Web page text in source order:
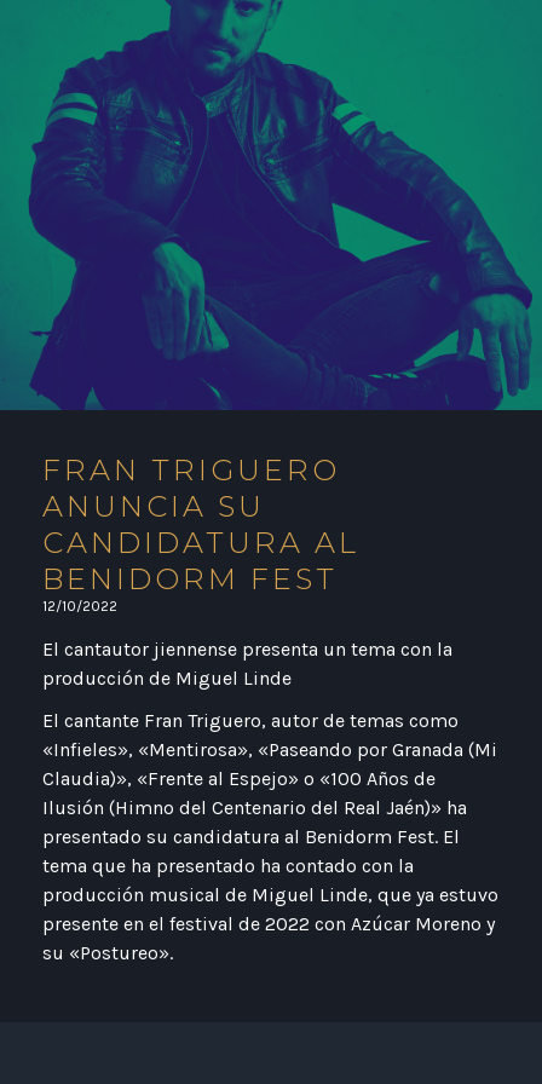
FRAN TRIGUERO
ANUNCIA SU
CANDIDATURA AL
BENIDORM FEST
12/10/2022
El cantautor jiennense presenta un tema con la
producción de Miguel Linde
El cantante Fran Triguero, autor de temas como
«Infieles», «Mentirosa», «Paseando por Granada (Mi
Claudia)», «Frente al Espejo» o «100 Años de
Ilusión (Himno del Centenario del Real Jaén)» ha
presentado su candidatura al Benidorm Fest. El
tema que ha presentado ha contado con la
producción musical de Miguel Linde, que ya estuvo
presente en el festival de 2022 con Azúcar Moreno y
su «Postureo».